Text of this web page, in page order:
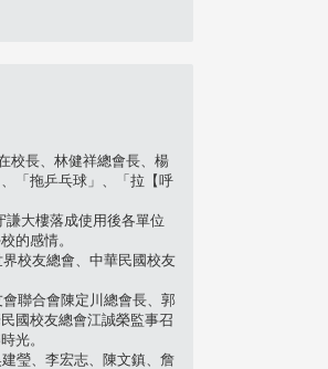
校長、林健祥總會長、楊
「拖乒乓球」、「拉【呼
大樓落成使用後各單位
的感情。
校友總會、中華民國校友
聯合會陳定川總會長、郭
國校友總會江誠榮監事召
光。
瑩、李宏志、陳文鎮、詹